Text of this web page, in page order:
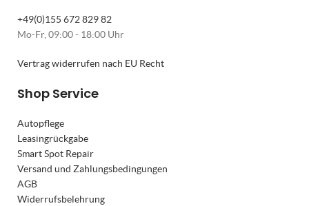
+49(0)155 672 829 82
Mo-Fr, 09:00 - 18:00 Uhr
Vertrag widerrufen nach EU Recht
Shop Service
Autopflege
Leasingrückgabe
Smart Spot Repair
Versand und Zahlungsbedingungen
AGB
Widerrufsbelehrung